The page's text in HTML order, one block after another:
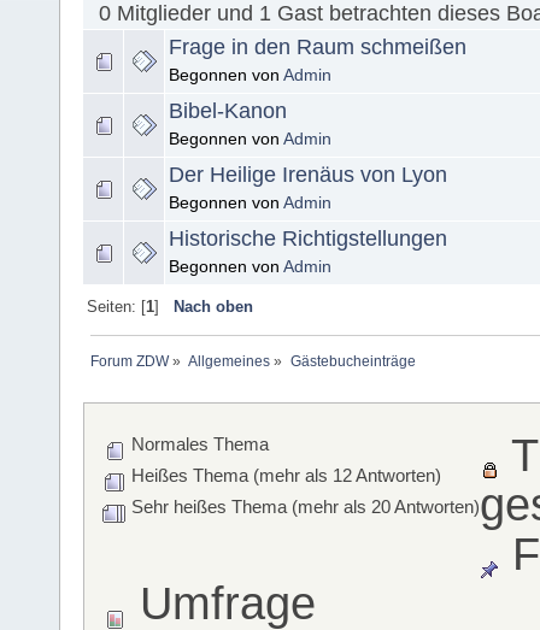
0 Mitglieder und 1 Gast betrachten dieses
Frage in den Raum schmeißen
Begonnen von Admin
Bibel-Kanon
Begonnen von Admin
Der Heilige Irenäus von Lyon
Begonnen von Admin
Historische Richtigstellungen
Begonnen von Admin
Seiten: [1] Nach oben
Forum ZDW» Allgemeines » Gästebucheinträge
Normales Thema
Heißes Thema (mehr als 12 Antworten)
Sehr heißes Thema (mehr als 20 Antworten)
Umfrage